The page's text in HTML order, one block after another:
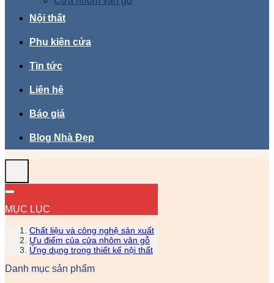
Nội thất
Phụ kiện cửa
Tin tức
Liên hệ
Báo giá
Blog Nhà Đẹp
MỤC LỤC
Chất liệu và công nghệ sản xuất
Ưu điểm của cửa nhôm vân gỗ
Ứng dụng trong thiết kế nội thất
Danh mục sản phẩm